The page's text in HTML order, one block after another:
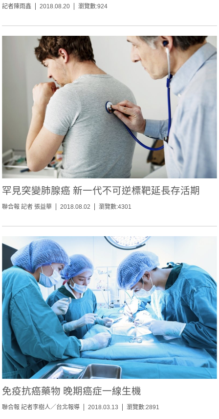
記者陳雨鑫 2018.08.20 瀏覽數:924
罕見突變肺腺癌 新一代不可逆標靶延長存活期
聯合報 記者 張益華 2018.08.02 瀏覽數:4301
免疫抗癌藥物 晚期癌症一線生機
聯合報 記者李樹人／台北報導 2018.03.13 瀏覽數:2891